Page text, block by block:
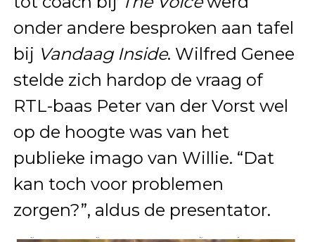
onder andere besproken aan tafel
bij Vandaag Inside. Wilfred Genee
stelde zich hardop de vraag of
RTL-baas Peter van der Vorst wel
op de hoogte was van het
publieke imago van Willie. “Dat
kan toch voor problemen
zorgen?”, aldus de presentator.